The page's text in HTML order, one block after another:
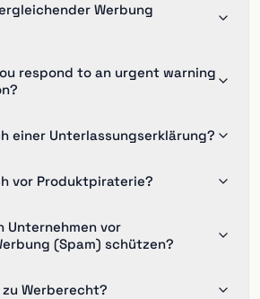
Werbung
respond to an urgent warning
einer Unterlassungserklärung?
vor Produktpiraterie?
Unternehmen vor
(Spam) schützen?
Werberecht?